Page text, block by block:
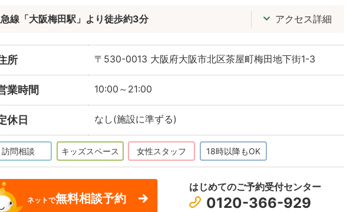
ネットで無料相談予約
はじめてのご予約受付センター
0120-366-929
線「大阪梅田駅」より徒歩約3分 アクセス詳細
所 〒530-0013 大阪府大阪市北区茶屋町梅田地下街1-3
業時間 10:00～21:00
休日 なし(施設に準ずる)
訪問相談 キッズスペース 女性スタッフ 18時以降もOK